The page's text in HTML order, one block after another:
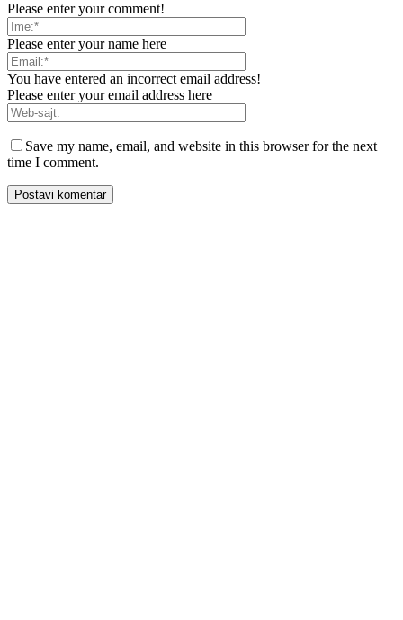
Please enter your comment!
Please enter your name here
You have entered an incorrect email address!
Please enter your email address here
Save my name, email, and website in this browser for the next
time I comment.